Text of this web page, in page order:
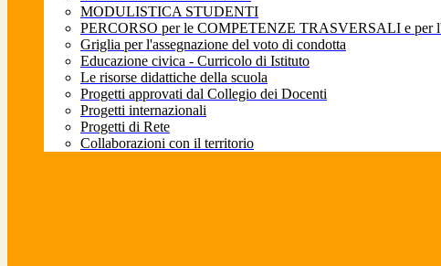
MODULISTICA STUDENTI
PERCORSO per le COMPETENZE TRASVERSALI e
Griglia per l'assegnazione del voto di condotta
Educazione civica - Curricolo di Istituto
Le risorse didattiche della scuola
Progetti approvati dal Collegio dei Docenti
Progetti internazionali
Progetti di Rete
Collaborazioni con il territorio